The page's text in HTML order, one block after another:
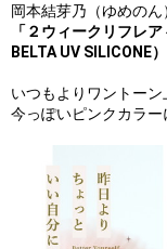
岡本結芽乃（ゆめの
「２ウィークリフレ
BELTA UV SILICONE
いつもよりワントーン
今っぽいピンクカラー